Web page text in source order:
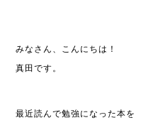
みなさん、 こんにちは！
真田です。
最近読んで勉強になった本を